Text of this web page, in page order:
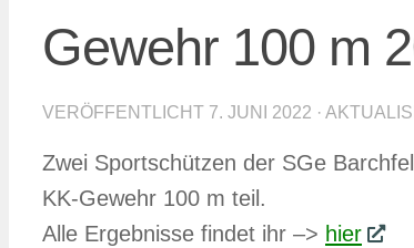
Gewehr 100 m
VERÖFFENTLICHT 7. JUNI 2022 ·
Zwei Sportschützen der SGe
KK-Gewehr 100 m teil.
Alle Ergebnisse findet ihr –> hier